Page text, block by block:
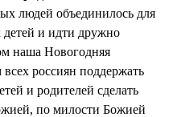
людей объединилось для
детей и идти дружно
наша Новогодняя
россиян поддержать
и родителей сделать
по милости Божией